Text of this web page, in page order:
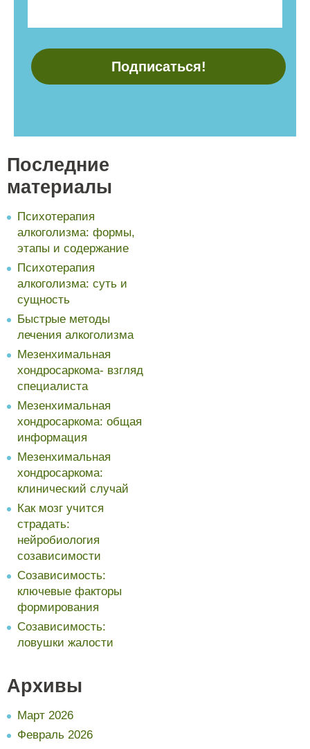
Последние
материалы
Психотерапия
алкоголизма: формы,
этапы и содержание
Психотерапия
алкоголизма: суть и
сущность
Быстрые методы
лечения алкоголизма
Мезенхимальная
хондросаркома- взгляд
специалиста
Мезенхимальная
хондросаркома: общая
информация
Мезенхимальная
хондросаркома:
клинический случай
Как мозг учится
страдать:
нейробиология
созависимости
Созависимость:
ключевые факторы
формирования
Созависимость:
ловушки жалости
Архивы
Март 2026
Февраль 2026